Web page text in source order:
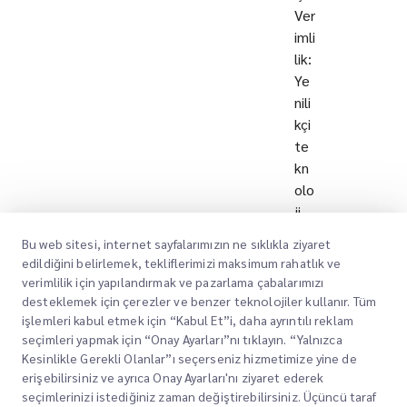
Ver
imli
lik:
Ye
nili
kçi
te
kn
olo
ji
zü
ml
eri
ara
cılı
ğıy
la
Bu web sitesi, internet sayfalarımızın ne sıklıkla ziyaret
edildiğini belirlemek, tekliflerimizi maksimum rahatlık ve
verimlilik için yapılandırmak ve pazarlama çabalarımızı
desteklemek için çerezler ve benzer teknolojiler kullanır. Tüm
işlemleri kabul etmek için “Kabul Et”i, daha ayrıntılı reklam
seçimleri yapmak için “Onay Ayarları”nı tıklayın. “Yalnızca
Kesinlikle Gerekli Olanlar”ı seçerseniz hizmetimize yine de
erişebilirsiniz ve ayrıca Onay Ayarları'nı ziyaret ederek
seçimlerinizi istediğiniz zaman değiştirebilirsiniz. Üçüncü taraf